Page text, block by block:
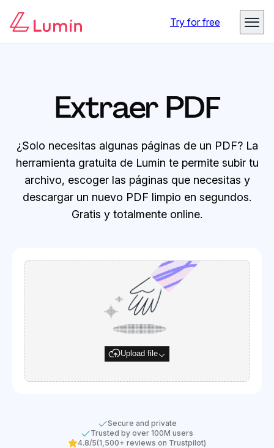
Try for free
Extraer PDF
¿Solo necesitas algunas páginas de un PDF? La
herramienta gratuita de Lumin te permite subir tu
archivo, escoger las páginas que necesitas y
descargar un nuevo PDF limpio en segundos.
Gratis y totalmente online.
Upload file
Secure and private
Trusted by over 100M users
4.8/5(1,500+ reviews on Trustpilot)